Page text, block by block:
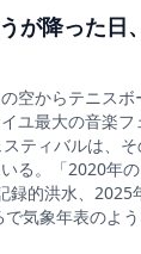
が降った日
空からテニス
ユ最大の音楽フ
ティバルは、
る。「2020年
録的洪水、2025
気象年表のよ